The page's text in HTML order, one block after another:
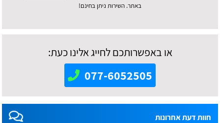
באתר. השירות ניתן בחינם!
או באפשרותכם לחייג אלינו כעת:
077-6052505
חוות דעת אחרונות